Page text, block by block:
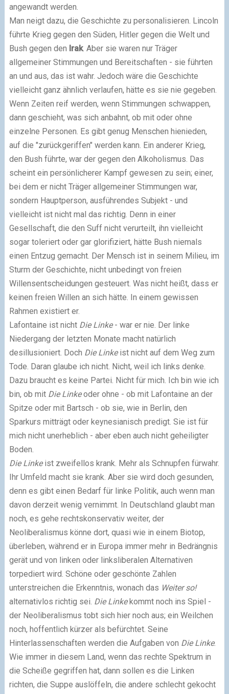
angewandt werden.
Man neigt dazu, die Geschichte zu personalisieren. Lincoln
führte Krieg gegen den Süden, Hitler gegen die Welt und
Bush gegen den Irak. Aber sie waren nur Träger
allgemeiner Stimmungen und Bereitschaften - sie führten
an und aus, das ist wahr. Jedoch wäre die Geschichte
vielleicht ganz ähnlich verlaufen, hätte es sie nie gegeben.
Wenn Zeiten reif werden, wenn Stimmungen schwappen,
dann geschieht, was sich anbahnt, ob mit oder ohne
einzelne Personen. Es gibt genug Menschen hienieden,
auf die "zurückgeriffen" werden kann. Ein anderer Krieg,
den Bush führte, war der gegen den Alkoholismus. Das
scheint ein persönlicherer Kampf gewesen zu sein; einer,
bei dem er nicht Träger allgemeiner Stimmungen war,
sondern Hauptperson, ausführendes Subjekt - und
vielleicht ist nicht mal das richtig. Denn in einer
Gesellschaft, die den Suff nicht verurteilt, ihn vielleicht
sogar toleriert oder gar glorifiziert, hätte Bush niemals
einen Entzug gemacht. Der Mensch ist in seinem Milieu, im
Sturm der Geschichte, nicht unbedingt von freien
Willensentscheidungen gesteuert. Was nicht heißt, dass er
keinen freien Willen an sich hätte. In einem gewissen
Rahmen existiert er.
Lafontaine ist nicht Die Linke- war er nie. Der linke
Niedergang der letzten Monate macht natürlich
desillusioniert. Doch Die Linkeist nicht auf dem Weg zum
Tode. Daran glaube ich nicht. Nicht, weil ich links denke.
Dazu braucht es keine Partei. Nicht für mich. Ich bin wie ich
bin, ob mit Die Linkeoder ohne - ob mit Lafontaine an der
Spitze oder mit Bartsch - ob sie, wie in Berlin, den
Sparkurs mitträgt oder keynesianisch predigt. Sie ist für
mich nicht unerheblich - aber eben auch nicht geheiligter
Boden.
Die Linkeist zweifellos krank. Mehr als Schnupfen fürwahr.
Ihr Umfeld macht sie krank. Aber sie wird doch gesunden,
denn es gibt einen Bedarf für linke Politik, auch wenn man
davon derzeit wenig vernimmt. In Deutschland glaubt man
noch, es gehe rechtskonservativ weiter, der
Neoliberalismus könne dort, quasi wie in einem Biotop,
überleben, während er in Europa immer mehr in Bedrängnis
gerät und von linken oder linksliberalen Alternativen
torpediert wird. Schöne oder geschönte Zahlen
unterstreichen die Erkenntnis, wonach das Weiter so!
alternativlos richtig sei. Die Linkekommt noch ins Spiel -
der Neoliberalismus tobt sich hier noch aus; ein Weilchen
noch, hoffentlich kürzer als befürchtet. Seine
Hinterlassenschaften werden die Aufgaben von Die Linke.
Wie immer in diesem Land, wenn das rechte Spektrum in
die Scheiße gegriffen hat, dann sollen es die Linken
richten, die Suppe auslöffeln, die andere schlecht gekocht